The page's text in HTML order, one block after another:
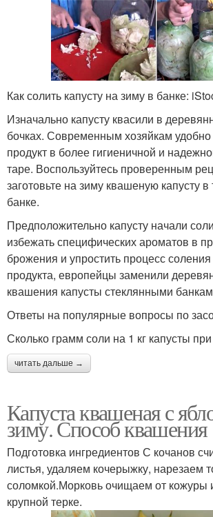
Как солить капусту на зиму в банке:
Изначально капусту квасили в
бочках. Современным хозяйкам удобно
продукт в более гигиеничной и
таре. Воспользуйтесь проверенным
заготовьте на зиму квашеную капусту
банке.
Предположительно капусту начали
избежать специфических ароматов в
брожения и упростить процесс
продукта, европейцы заменили
квашения капусты стеклянными
Ответы на популярные вопросы по
Сколько грамм соли на 1 кг капусты
читать дальше →
Капуста квашеная с
зиму. Способ квашения
Подготовка ингредиентов С кочанов
листья, удаляем кочерыжку, нарезаем
соломкой.Морковь очищаем от кожуры
крупной терке.